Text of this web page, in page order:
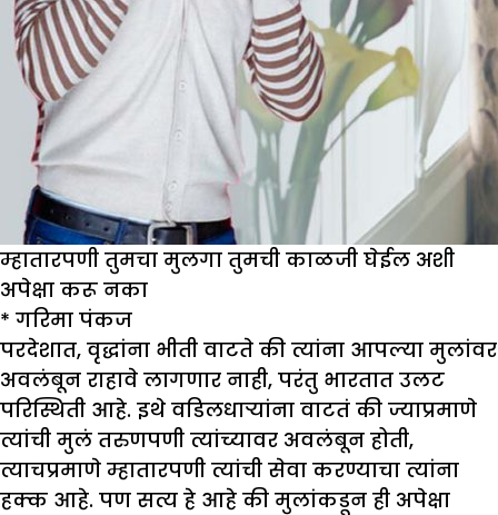
म्हातारपणी तुमचा मुलगा तुमची काळजी घेईल अशी
अपेक्षा करू नका
* गरिमा पंकज
परदेशात, वृद्धांना भीती वाटते की त्यांना आपल्या मुलांवर
अवलंबून राहावे लागणार नाही, परंतु भारतात उलट
परिस्थिती आहे. इथे वडिलधाऱ्यांना वाटतं की ज्याप्रमाणे
त्यांची मुलं तरुणपणी त्यांच्यावर अवलंबून होती,
त्याचप्रमाणे म्हातारपणी त्यांची सेवा करण्याचा त्यांना
हक्क आहे. पण सत्य हे आहे की मुलांकडून ही अपेक्षा